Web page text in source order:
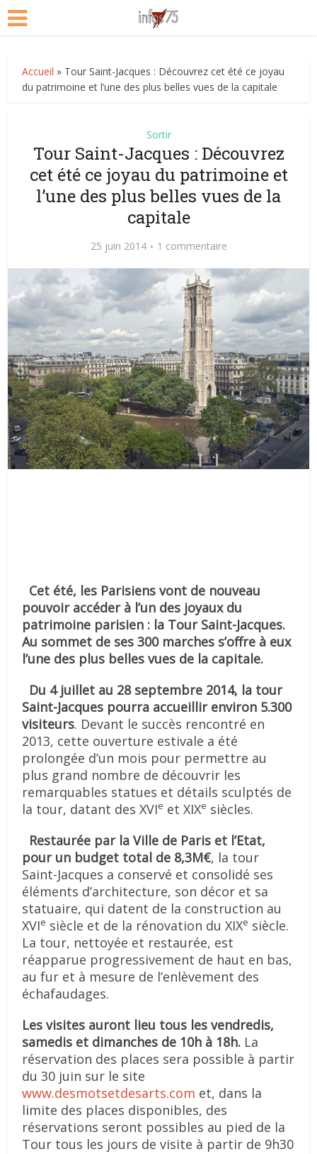
Accueil » Tour Saint-Jacques : Découvrez cet été ce joyau
du patrimoine et l’une des plus belles vues de la capitale
Sortir
Tour Saint-Jacques : Découvrez
cet été ce joyau du patrimoine et
l’une des plus belles vues de la
capitale
25 juin 2014 1 commentaire
Cet été, les Parisiens vont de nouveau
pouvoir accéder à l’un des joyaux du
patrimoine parisien : la Tour Saint-Jacques.
Au sommet de ses 300 marches s’offre à eux
l’une des plus belles vues de la capitale.
Du 4 juillet au 28 septembre 2014, la tour
Saint-Jacques pourra accueillir environ 5.300
visiteurs. Devant le succès rencontré en
2013, cette ouverture estivale a été
prolongée d’un mois pour permettre au
plus grand nombre de découvrir les
remarquables statues et détails sculptés de
la tour, datant des XVIe et XIXe siècles.
Restaurée par la Ville de Paris et l’Etat,
pour un budget total de 8,3M€, la tour
Saint-Jacques a conservé et consolidé ses
éléments d’architecture, son décor et sa
statuaire, qui datent de la construction au
XVIe siècle et de la rénovation du XIXe siècle.
La tour, nettoyée et restaurée, est
réapparue progressivement de haut en bas,
au fur et à mesure de l’enlèvement des
échafaudages.
Les visites auront lieu tous les vendredis,
samedis et dimanches de 10h à 18h. La
réservation des places sera possible à partir
du 30 juin sur le site
www.desmotsetdesarts.com et, dans la
limite des places disponibles, des
réservations seront possibles au pied de la
Tour tous les jours de visite à partir de 9h30